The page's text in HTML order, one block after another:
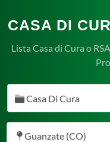
CASA DI
Lista Casa di Cura o
Casa Di Cura
Guanzate (CO)